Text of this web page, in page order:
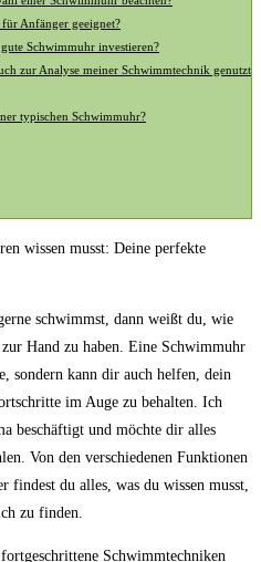
Anfänger geeignet?
Schwimmuhr investieren?
zur Analyse meiner ‍Schwimmtechnik genutzt
typischen Schwimmuhr?
wissen musst: Deine perfekte‍
​schwimmst, dann weißt du, wie
Hand⁣ zu haben. Eine Schwimmuhr
​sondern kann dir auch helfen, dein
im ​Auge zu​ behalten. ‌Ich⁤
beschäftigt und möchte dir⁢ alles
Von⁣ den ‍verschiedenen ​Funktionen
⁢findest du ⁢alles, was du ⁢wissen musst,
zu finden.
⁤Schwimmtechniken​